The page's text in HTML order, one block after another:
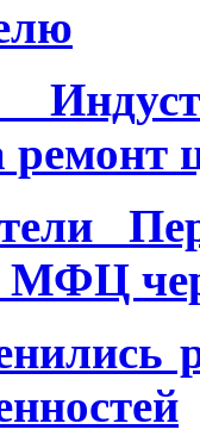
МФЦ